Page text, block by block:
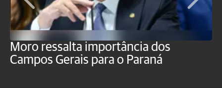
Moro ressalta importância dos
Campos Gerais para o Paraná